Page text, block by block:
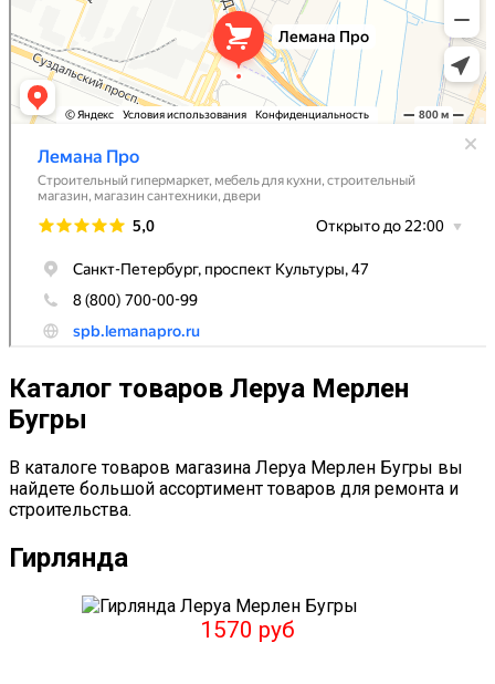
Каталог товаров Леруа Мерлен
Бугры
В каталоге товаров магазина Леруа Мерлен Бугры вы
найдете большой ассортимент товаров для ремонта и
строительства.
Гирлянда
1570 руб